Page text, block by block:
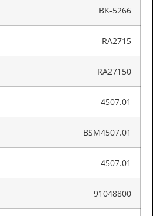
BK-5266
RA2715
RA27150
4507.01
BSM4507.01
4507.01
91048800